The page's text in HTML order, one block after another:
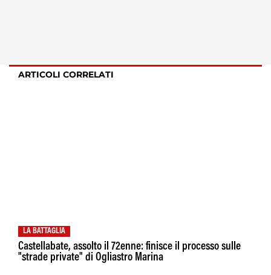
ARTICOLI CORRELATI
LA BATTAGLIA
Castellabate, assolto il 72enne: finisce il processo sulle
"strade private" di Ogliastro Marina